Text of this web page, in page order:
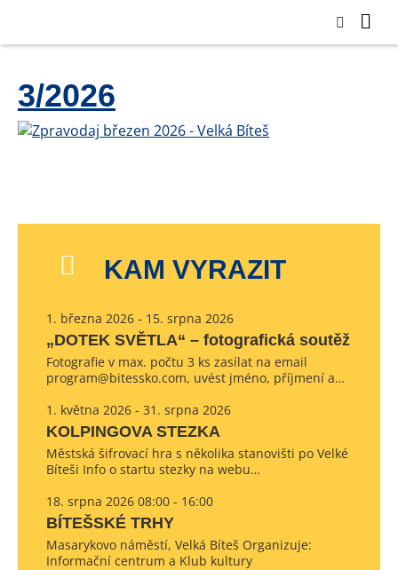
3/2026
KAM VYRAZIT
1. března 2026 - 15. srpna 2026
„DOTEK SVĚTLA“ – fotografická soutěž
Fotografie v max. počtu 3 ks zasílat na email
program@bitessko.com, uvést jméno, příjmení a…
1. května 2026 - 31. srpna 2026
KOLPINGOVA STEZKA
Městská šifrovací hra s několika stanovišti po Velké
Bíteši Info o startu stezky na webu…
18. srpna 2026 08:00 - 16:00
BÍTEŠSKÉ TRHY
Masarykovo náměstí, Velká Bíteš Organizuje:
Informační centrum a Klub kultury